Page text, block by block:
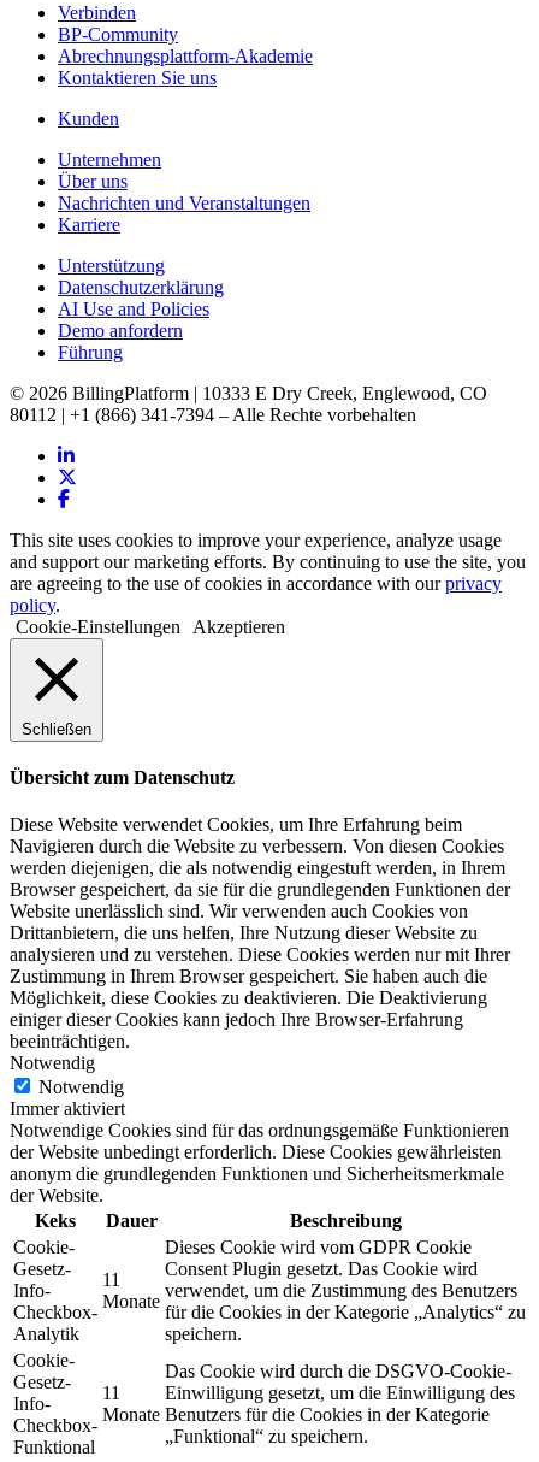
Verbinden
BP-Community
Abrechnungsplattform-Akademie
Kontaktieren Sie uns
Kunden
Unternehmen
Über uns
Nachrichten und Veranstaltungen
Karriere
Unterstützung
Datenschutzerklärung
AI Use and Policies
Demo anfordern
Führung
© 2026 BillingPlatform | 10333 E Dry Creek, Englewood, CO
80112 | +1 (866) 341-7394 – Alle Rechte vorbehalten
This site uses cookies to improve your experience, analyze usage
and support our marketing efforts. By continuing to use the site, you
are agreeing to the use of cookies in accordance with ourprivacy
policy.
Cookie-Einstellungen
Akzeptieren
Schließen
Übersicht zum Datenschutz
Diese Website verwendet Cookies, um Ihre Erfahrung beim
Navigieren durch die Website zu verbessern. Von diesen Cookies
werden diejenigen, die als notwendig eingestuft werden, in Ihrem
Browser gespeichert, da sie für die grundlegenden Funktionen der
Website unerlässlich sind. Wir verwenden auch Cookies von
Drittanbietern, die uns helfen, Ihre Nutzung dieser Website zu
analysieren und zu verstehen. Diese Cookies werden nur mit Ihrer
Zustimmung in Ihrem Browser gespeichert. Sie haben auch die
Möglichkeit, diese Cookies zu deaktivieren. Die Deaktivierung
einiger dieser Cookies kann jedoch Ihre Browser-Erfahrung
beeinträchtigen.
Notwendig
Notwendig
Immer aktiviert
Notwendige Cookies sind für das ordnungsgemäße Funktionieren
der Website unbedingt erforderlich. Diese Cookies gewährleisten
anonym die grundlegenden Funktionen und Sicherheitsmerkmale
der Website.
Keks
Dauer
Beschreibung
Cookie-
Gesetz-
Info-
Checkbox-
Analytik
11
Monate
Dieses Cookie wird vom GDPR Cookie
Consent Plugin gesetzt. Das Cookie wird
verwendet, um die Zustimmung des Benutzers
für die Cookies in der Kategorie „Analytics“ zu
speichern.
Cookie-
Gesetz-
Info-
Checkbox-
Funktional
11
Monate
Das Cookie wird durch die DSGVO-Cookie-
Einwilligung gesetzt, um die Einwilligung des
Benutzers für die Cookies in der Kategorie
„Funktional“ zu speichern.